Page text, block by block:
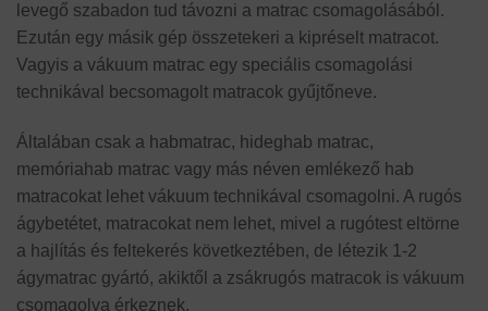
levegő szabadon tud távozni a matrac csomagolásából.
Ezután egy másik gép összetekeri a kipréselt matracot.
Vagyis a vákuum matrac egy speciális csomagolási
technikával becsomagolt matracok gyűjtőneve.
Általában csak a habmatrac, hideghab matrac,
memóriahab matrac vagy más néven emlékező hab
matracokat lehet vákuum technikával csomagolni. A rugós
ágybetétet, matracokat nem lehet, mivel a rugótest eltörne
a hajlítás és feltekerés következtében, de létezik 1-2
ágymatrac gyártó, akiktől a zsákrugós matracok is vákuum
csomagolva érkeznek.